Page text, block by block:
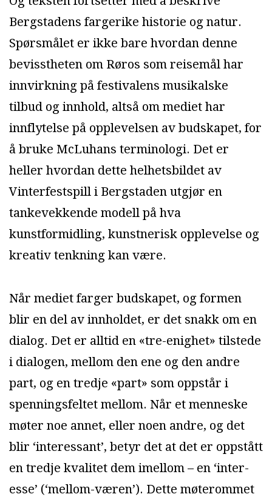
Bergstadens fargerike historie og natur.
Spørsmålet er ikke bare hvordan denne
bevisstheten om Røros som reisemål har
innvirkning på festivalens musikalske
tilbud og innhold, altså om mediet har
innflytelse på opplevelsen av budskapet, for
å bruke McLuhans terminologi. Det er
heller hvordan dette helhetsbildet av
Vinterfestspill i Bergstaden utgjør en
tankevekkende modell på hva
kunstformidling, kunstnerisk opplevelse og
kreativ tenkning kan være.
Når mediet farger budskapet, og formen
blir en del av innholdet, er det snakk om en
dialog. Det er alltid en «tre-enighet» tilstede
i dialogen, mellom den ene og den andre
part, og en tredje «part» som oppstår i
spenningsfeltet mellom. Når et menneske
møter noe annet, eller noen andre, og det
blir ‘interessant’, betyr det at det er oppstått
en tredje kvalitet dem imellom – en ‘inter-
esse’ (‘mellom-væren’). Dette møterommet